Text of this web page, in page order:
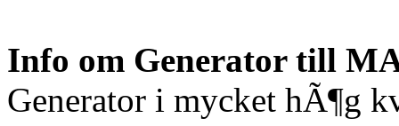
Info om Generator till
Generator i mycket hÃ¶g